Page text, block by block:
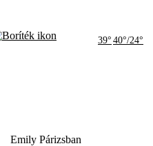
39° 40°/24°
Emily Párizsban